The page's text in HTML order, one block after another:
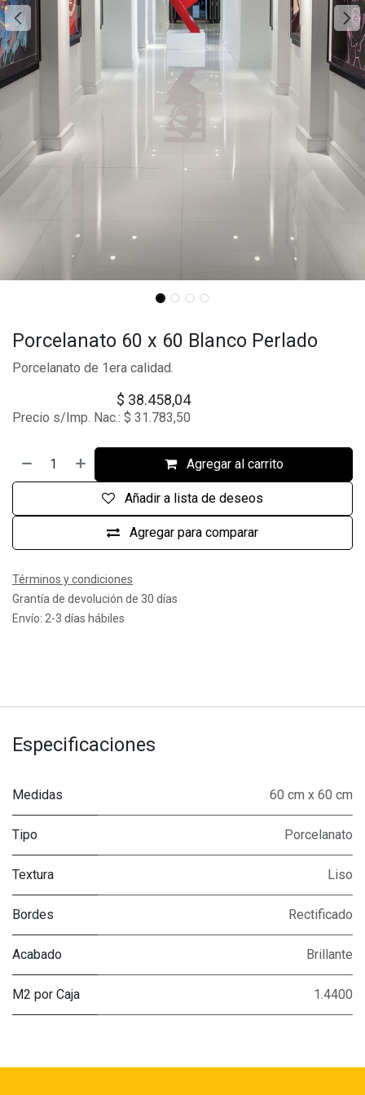
Porcelanato 60 x 60 Blanco Perlado
Porcelanato de 1era calidad.
$ 38.458,04
Precio s/Imp. Nac.: $ 31.783,50
Agregar al carrito
Agregar para comparar
Añadir a lista de deseos
Términos y condiciones
Grantía de devolución de 30 días
Envío: 2-3 días hábiles
Especificaciones
Medidas 60 cm x 60 cm
Tipo Porcelanato
Textura Liso
Bordes Rectificado
Acabado Brillante
M2 por Caja 1.4400